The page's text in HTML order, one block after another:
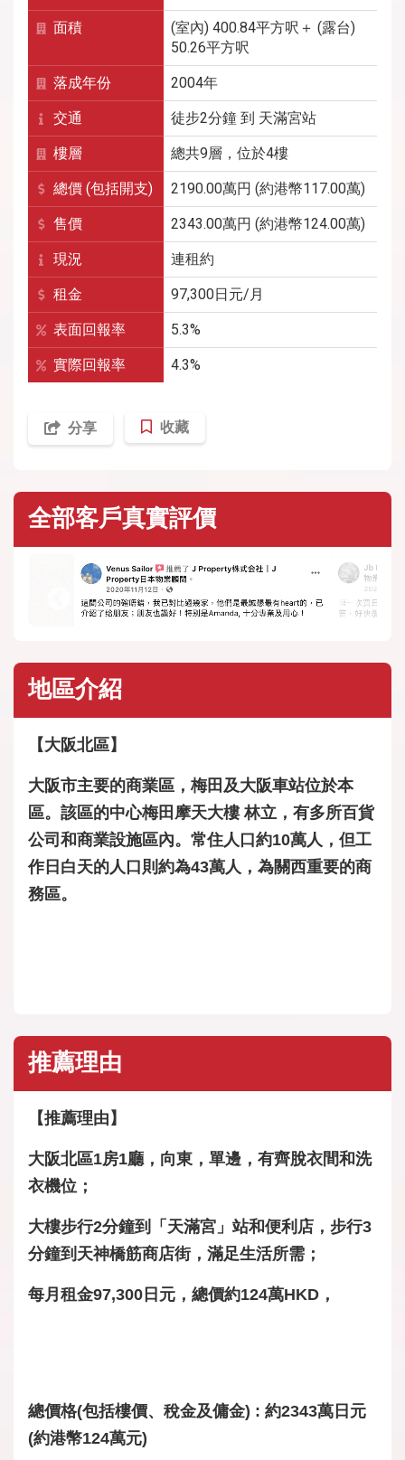
面積
(室內) 400.84平方呎＋ (露台)
50.26平方呎
落成年份 2004年
交通 徒步2分鐘 到 天滿宮站
樓層 總共9層，位於4樓
總價 (包括開支) 2190.00萬円 (約港幣117.00萬)
售價 2343.00萬円 (約港幣124.00萬)
現況 連租約
租金 97,300日元/月
表面回報率 5.3%
實際回報率 4.3%
分享 收藏
全部客戶真實評價
地區介紹
【大阪北區】
大阪市主要的商業區，梅田及大阪車站位於本
區。該區的中心梅田摩天大樓 林立，有多所百貨
公司和商業設施區內。常住人口約10萬人，但工
作日白天的人口則約為43萬人，為關西重要的商
務區。
推薦理由
【推薦理由】
大阪北區1房1廳，向東，單邊，有齊脫衣間和洗
衣機位；
大樓步行2分鐘到「天滿宮」站和便利店，步行3
分鐘到天神橋筋商店街，滿足生活所需；
每月租金97,300日元，總價約124萬HKD，
總價格(包括樓價、稅金及傭金) : 約2343萬日元
(約港幣124萬元)